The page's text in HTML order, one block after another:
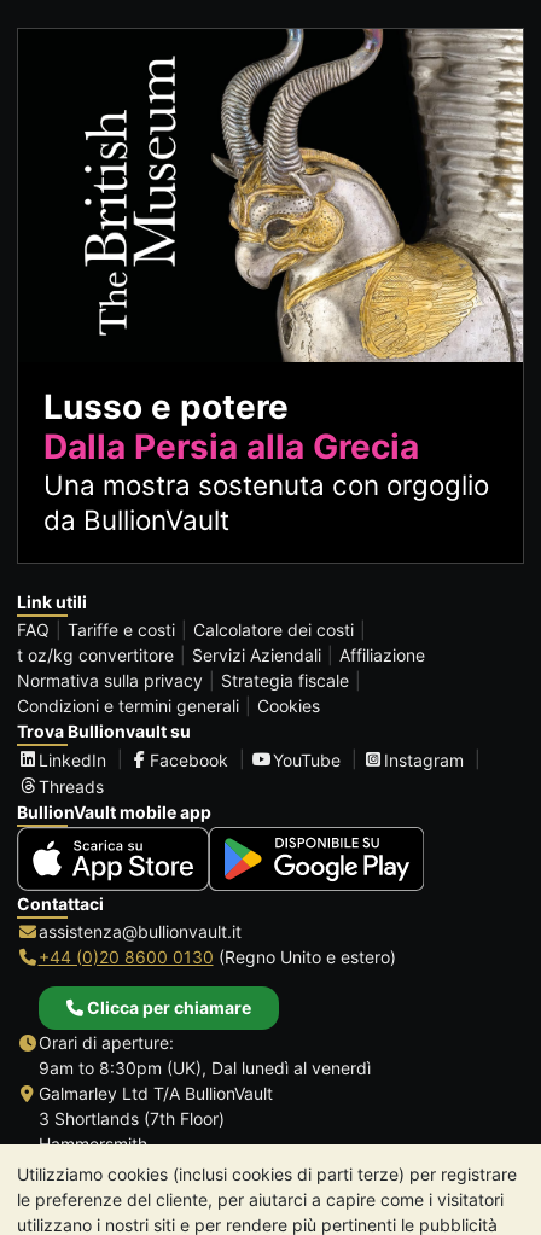
Utilizziamo cookies (inclusi cookies di parti terze) per registrare
le preferenze del cliente, per aiutarci a capire come i visitatori
utilizzano i nostri siti e per rendere più pertinenti le pubblicità
Lusso e potere
Dalla Persia alla Grecia
Una mostra sostenuta con orgoglio
da BullionVault
Link utili
FAQ
Tariffe e costi
Calcolatore dei costi
t oz/kg convertitore
Servizi Aziendali
Affiliazione
Normativa sulla privacy
Strategia fiscale
Condizioni e termini generali
Cookies
Trova Bullionvault su
LinkedIn
Facebook YouTube
Instagram
Threads
BullionVault mobile app
Contattaci
assistenza@bullionvault.it
+44 (0)20 8600 0130 (Regno Unito e estero)
Clicca per chiamare
Orari di aperture:
9am to 8:30pm (UK), Dal lunedì al venerdì
Galmarley Ltd T/A BullionVault
3 Shortlands (7th Floor)
Hammersmith
Londra
W6 8DA
Regno Unito